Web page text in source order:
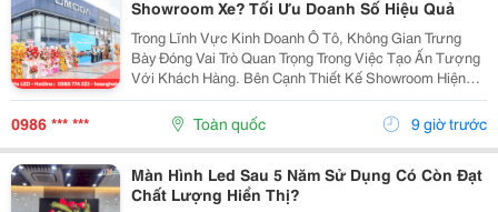
Showroom Xe? Tối Ưu Doanh Số Hiệu Quả
Trong Lĩnh Vực Kinh Doanh Ô Tô, Không Gian Trưng
Bày Đóng Vai Trò Quan Trọng Trong Việc Tạo Ấn Tượng
Với Khách Hàng. Bên Cạnh Thiết Kế Showroom Hiện
Đại, Màn Hình Led Đang Được Nhiều Đại Lý Lựa Chọn
Để Trình Chiếu Hình Ảnh Xe, Video Giới Thiệu Công...
0986 *** *** Toàn quốc 9 giờ trước
Màn Hình Led Sau 5 Năm Sử Dụng Có Còn Đạt
Chất Lượng Hiển Thị?